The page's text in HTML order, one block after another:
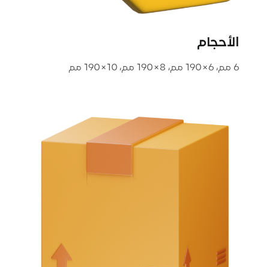
الأحجام
6 مم، 6×190 مم، 8×190 مم، 10×190 مم